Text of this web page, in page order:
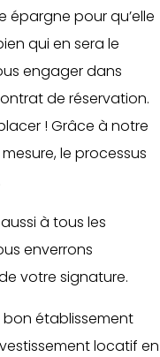
épargne pour qu’elle
qui en sera le
engager dans
de réservation.
! Grâce à notre
le processus
à tous les
enverrons
votre signature.
bon établissement
locatif en